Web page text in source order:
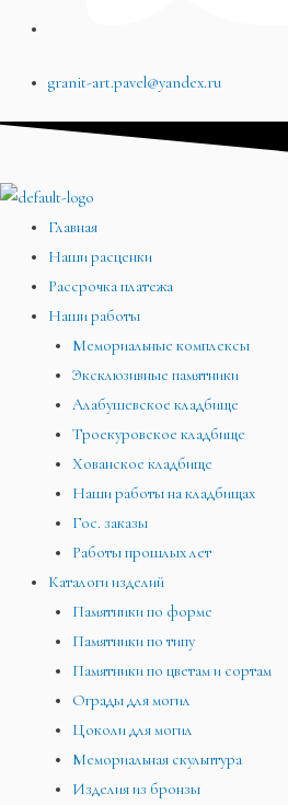
granit-art.pavel@yandex.ru
Главная
Наши расценки
Рассрочка платежа
Наши работы
Мемориальные комплексы
Эксклюзивные памятники
Алабушевское кладбище
Троекуровское кладбище
Хованское кладбище
Наши работы на кладбищах
Гос. заказы
Работы прошлых лет
Каталоги изделий
Памятники по форме
Памятники по типу
Памятники по цветам и сортам
Ограды для могил
Цоколи для могил
Мемориальная скульптура
Изделия из бронзы